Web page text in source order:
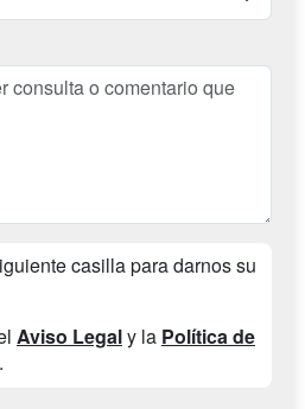
casilla para darnos su
Aviso Legaly la Política de
.